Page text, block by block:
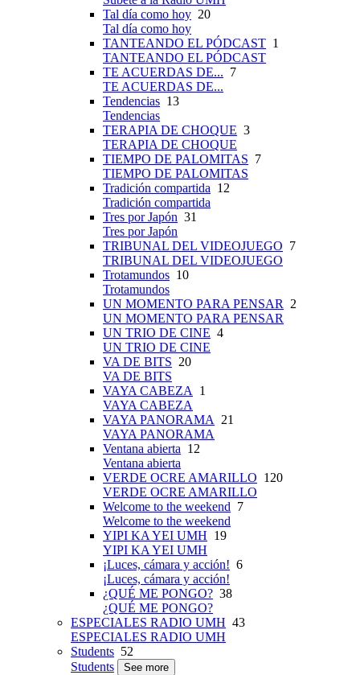
Tal día como hoy 20
Tal día como hoy
TANTEANDO EL PÓDCAST 1
TANTEANDO EL PÓDCAST
TE ACUERDAS DE... 7
TE ACUERDAS DE...
Tendencias 13
Tendencias
TERAPIA DE CHOQUE 3
TERAPIA DE CHOQUE
TIEMPO DE PALOMITAS 7
TIEMPO DE PALOMITAS
Tradición compartida 12
Tradición compartida
Tres por Japón 31
Tres por Japón
TRIBUNAL DEL VIDEOJUEGO 7
TRIBUNAL DEL VIDEOJUEGO
Trotamundos 10
Trotamundos
UN MOMENTO PARA PENSAR
2
UN MOMENTO PARA PENSAR
UN TRIO DE CINE 4
UN TRIO DE CINE
VA DE BITS 20
VA DE BITS
VAYA CABEZA
1
VAYA CABEZA
VAYA PANORAMA
21
VAYA PANORAMA
Ventana abierta 12
Ventana abierta
VERDE OCRE AMARILLO 120
VERDE OCRE AMARILLO
Welcome to the weekend 7
Welcome to the weekend
YIPI KA YEI UMH 19
YIPI KA YEI UMH
¡Luces, cámara y acción! 6
¡Luces, cámara y acción!
¿QUÉ ME PONGO? 38
¿QUÉ ME PONGO?
ESPECIALES RADIO UMH 43
ESPECIALES RADIO UMH
Students 52
Students
See more